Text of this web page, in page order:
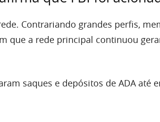
Contrariando grandes perfis,
que a rede principal continuou
saques e depósitos de ADA até